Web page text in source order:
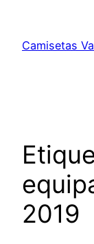
contenido
Camisetas
2019